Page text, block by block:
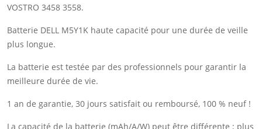
VOSTRO 3458 3558.
Batterie DELL M5Y1K haute capacité pour une durée de veille
plus longue.
La batterie est testée par des professionnels pour garantir la
meilleure durée de vie.
1 an de garantie, 30 jours satisfait ou remboursé, 100 % neuf !
La capacité de la batterie (mAh/A/W) peut être différente ; plus